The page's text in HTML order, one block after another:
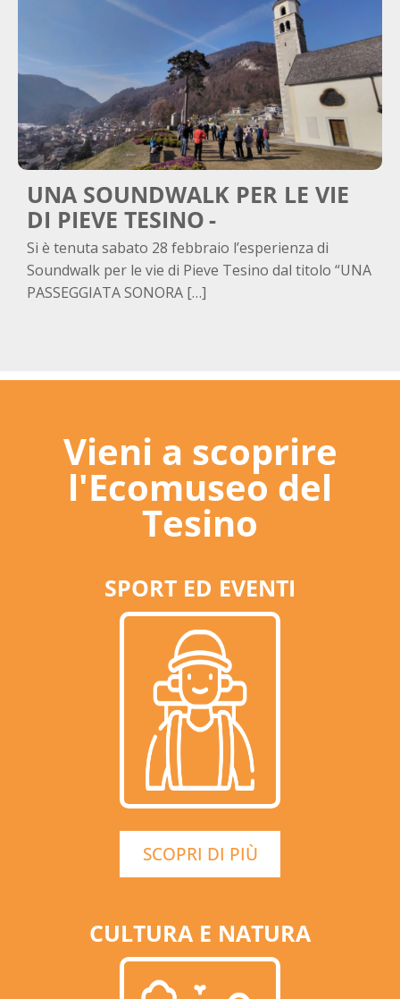
UNA SOUNDWALK PER LE VIE
DI PIEVE TESINO
Si è tenuta sabato 28 febbraio l’esperienza di
Soundwalk per le vie di Pieve Tesino dal titolo “UNA
PASSEGGIATA SONORA […]
Vieni a scoprire
l'Ecomuseo del
Tesino
SPORT ED EVENTI
SCOPRI DI PIÙ
CULTURA E NATURA